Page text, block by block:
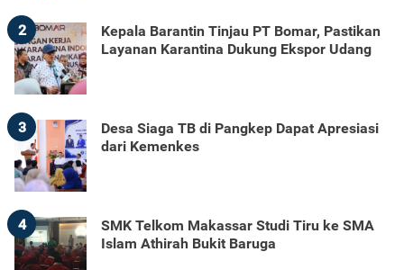
2
Kepala Barantin Tinjau PT Bomar, Pastikan
Layanan Karantina Dukung Ekspor Udang
3
Desa Siaga TB di Pangkep Dapat Apresiasi
dari Kemenkes
4
SMK Telkom Makassar Studi Tiru ke SMA
Islam Athirah Bukit Baruga